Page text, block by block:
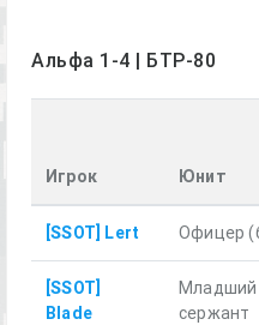
Альфа 1-4 | БТР-80
Игрок Юнит
[SSOT] Lert Офицер
[SSOT]
Blade
Младший
сержант